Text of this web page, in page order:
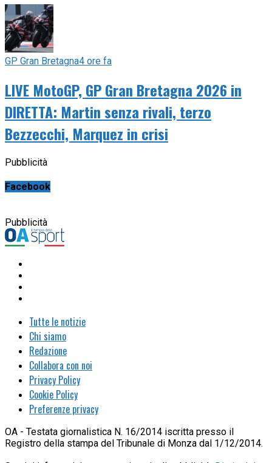
GP Gran Bretagna4 ore fa
LIVE MotoGP, GP Gran Bretagna 2026 in
DIRETTA: Martin senza rivali, terzo
Bezzecchi, Marquez in crisi
Pubblicità
Facebook
Pubblicità
Tutte le notizie
Chi siamo
Redazione
Collabora con noi
Privacy Policy
Cookie Policy
Preferenze privacy
OA - Testata giornalistica N. 16/2014 iscritta presso il
Registro della stampa del Tribunale di Monza dal 1/12/2014.